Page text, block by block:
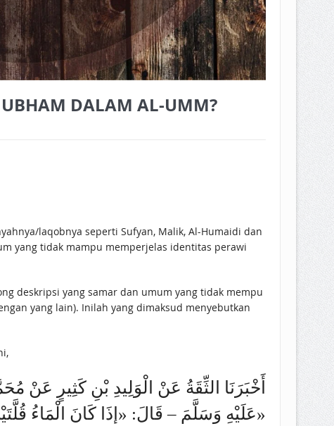
DALAM AL-UMM?
laqobnya seperti Sufyan, Malik, Al-Humaidi dan
yang tidak mampu memperjelas identitas perawi
yang lain). Inilah yang dimaksud menyebutkan
أَخْبَرَنَا الثِّقَةُ عَنْ الْوَلِيدِ بْنِ كَثِيرٍ عَنْ
عَلَيْهِ وَسَلَّمَ – قَالَ: «إذَا كَانَ الْمَاءُ قُلَّتَيْنِ لَمْ يَحْمِلْ نَجَسًا أَوْ خَبَثَا»